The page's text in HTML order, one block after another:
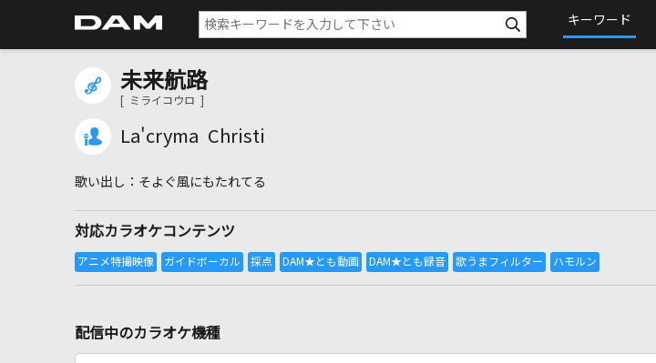
キーワード
未来航路
[ ミライコウロ ]
La'cryma Christi
そよぐ風にもたれてる
対応カラオケコンテンツ
配信中のカラオケ機種